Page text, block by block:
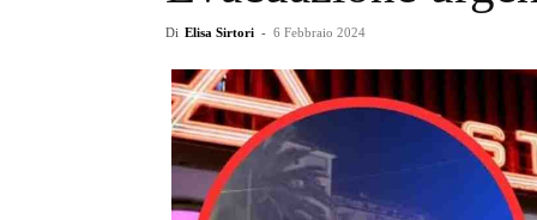
Di Elisa Sirtori - 6 Febbraio 2024